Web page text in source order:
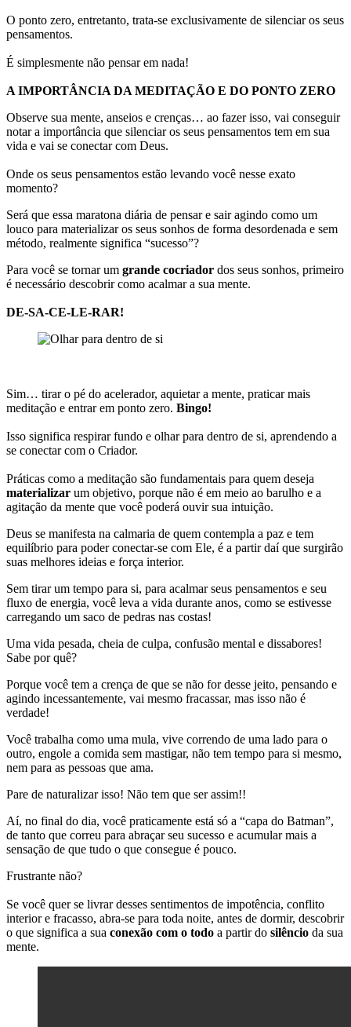
O ponto zero, entretanto, trata-se exclusivamente de silenciar os seus
pensamentos.
É simplesmente não pensar em nada!
A IMPORTÂNCIA DA MEDITAÇÃO E DO PONTO ZERO
Observe sua mente, anseios e crenças… ao fazer isso, vai conseguir
notar a importância que silenciar os seus pensamentos tem em sua
vida e vai se conectar com Deus.
Onde os seus pensamentos estão levando você nesse exato
momento?
Será que essa maratona diária de pensar e sair agindo como um
louco para materializar os seus sonhos de forma desordenada e sem
método, realmente significa “sucesso”?
Para você se tornar um grande cocriador dos seus sonhos, primeiro
é necessário descobrir como acalmar a sua mente.
DE-SA-CE-LE-RAR!
Sim… tirar o pé do acelerador, aquietar a mente, praticar mais
meditação e entrar em ponto zero. Bingo!
Isso significa respirar fundo e olhar para dentro de si, aprendendo a
se conectar com o Criador.
Práticas como a meditação são fundamentais para quem deseja
materializar um objetivo, porque não é em meio ao barulho e a
agitação da mente que você poderá ouvir sua intuição.
Deus se manifesta na calmaria de quem contempla a paz e tem
equilíbrio para poder conectar-se com Ele, é a partir daí que surgirão
suas melhores ideias e força interior.
Sem tirar um tempo para si, para acalmar seus pensamentos e seu
fluxo de energia, você leva a vida durante anos, como se estivesse
carregando um saco de pedras nas costas!
Uma vida pesada, cheia de culpa, confusão mental e dissabores!
Sabe por quê?
Porque você tem a crença de que se não for desse jeito, pensando e
agindo incessantemente, vai mesmo fracassar, mas isso não é
verdade!
Você trabalha como uma mula, vive correndo de uma lado para o
outro, engole a comida sem mastigar, não tem tempo para si mesmo,
nem para as pessoas que ama.
Pare de naturalizar isso! Não tem que ser assim!!
Aí, no final do dia, você praticamente está só a “capa do Batman”,
de tanto que correu para abraçar seu sucesso e acumular mais a
sensação de que tudo o que consegue é pouco.
Frustrante não?
Se você quer se livrar desses sentimentos de impotência, conflito
interior e fracasso, abra-se para toda noite, antes de dormir, descobrir
o que significa a sua conexão com o todo a partir do silêncio da sua
mente.